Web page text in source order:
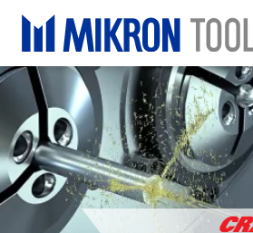
Mikron Group Automation Machining
Deutsch Mein Konto Download
Main navigation
INDUSTRIESEGMENTE
PRODUKTE
DIENSTLEISTUNGEN